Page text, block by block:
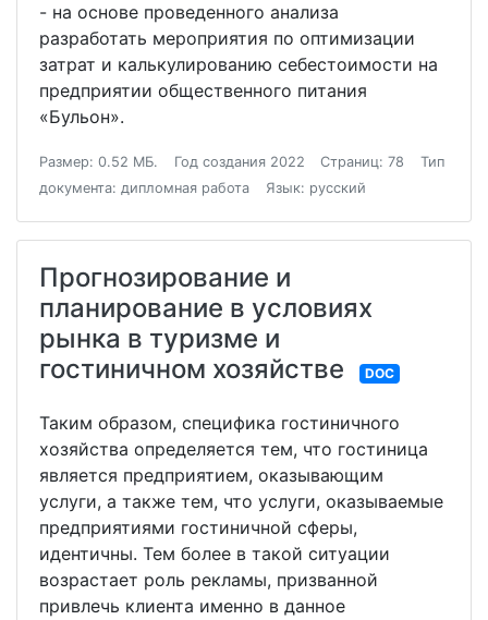
- на основе проведенного анализа
разработать мероприятия по оптимизации
затрат и калькулированию себестоимости на
предприятии общественного питания
«Бульон».
Размер: 0.52 МБ. Год создания 2022 Страниц: 78
Тип
документа: дипломная работа
Язык: русский
Прогнозирование и
планирование в условиях
рынка в туризме и
гостиничном хозяйстве
DOC
Таким образом, специфика гостиничного
хозяйства определяется тем, что гостиница
является предприятием, оказывающим
услуги, а также тем, что услуги, оказываемые
предприятиями гостиничной сферы,
идентичны. Тем более в такой ситуации
возрастает роль рекламы, призванной
привлечь клиента именно в данное